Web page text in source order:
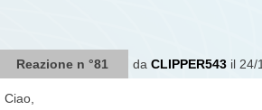
Reazione n °81 da CLIPPER543 il 24/
Ciao,